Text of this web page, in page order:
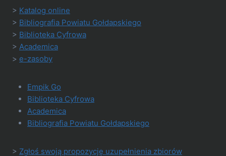
> Katalog online
> Bibliografia Powiatu Gołdapskiego
> Biblioteka Cyfrowa
> Academica
> e-zasoby
Empik Go
Biblioteka Cyfrowa
Academica
Bibliografia Powiatu Gołdapskiego
> Zgłoś swoją propozycję uzupełnienia zbiorów